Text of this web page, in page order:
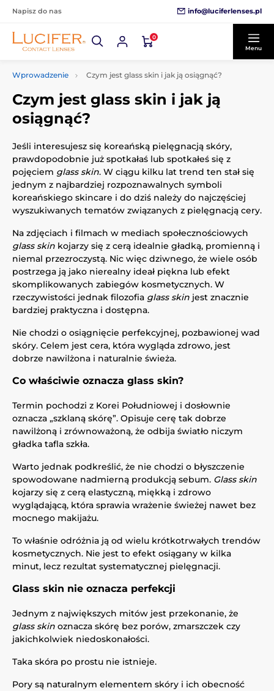
Napisz do nas info@luciferlenses.pl
0
Menu
Wprowadzenie Czym jest glass skin i jak ją osiągnąć?
Czym jest glass skin i jak ją
osiągnąć?
Jeśli interesujesz się koreańską pielęgnacją skóry,
prawdopodobnie już spotkałaś lub spotkałeś się z
pojęciem glass skin. W ciągu kilku lat trend ten stał się
jednym z najbardziej rozpoznawalnych symboli
koreańskiego skincare i do dziś należy do najczęściej
wyszukiwanych tematów związanych z pielęgnacją cery.
Na zdjęciach i filmach w mediach społecznościowych
glass skin kojarzy się z cerą idealnie gładką, promienną i
niemal przezroczystą. Nic więc dziwnego, że wiele osób
postrzega ją jako nierealny ideał piękna lub efekt
skomplikowanych zabiegów kosmetycznych. W
rzeczywistości jednak filozofia glass skin jest znacznie
bardziej praktyczna i dostępna.
Nie chodzi o osiągnięcie perfekcyjnej, pozbawionej wad
skóry. Celem jest cera, która wygląda zdrowo, jest
dobrze nawilżona i naturalnie świeża.
Co właściwie oznacza glass skin?
Termin pochodzi z Korei Południowej i dosłownie
oznacza „szklaną skórę”. Opisuje cerę tak dobrze
nawilżoną i zrównoważoną, że odbija światło niczym
gładka tafla szkła.
Warto jednak podkreślić, że nie chodzi o błyszczenie
spowodowane nadmierną produkcją sebum. Glass skin
kojarzy się z cerą elastyczną, miękką i zdrowo
wyglądającą, która sprawia wrażenie świeżej nawet bez
mocnego makijażu.
To właśnie odróżnia ją od wielu krótkotrwałych trendów
kosmetycznych. Nie jest to efekt osiągany w kilka
minut, lecz rezultat systematycznej pielęgnacji.
Glass skin nie oznacza perfekcji
Jednym z największych mitów jest przekonanie, że
glass skin oznacza skórę bez porów, zmarszczek czy
jakichkolwiek niedoskonałości.
Taka skóra po prostu nie istnieje.
Pory są naturalnym elementem skóry i ich obecność